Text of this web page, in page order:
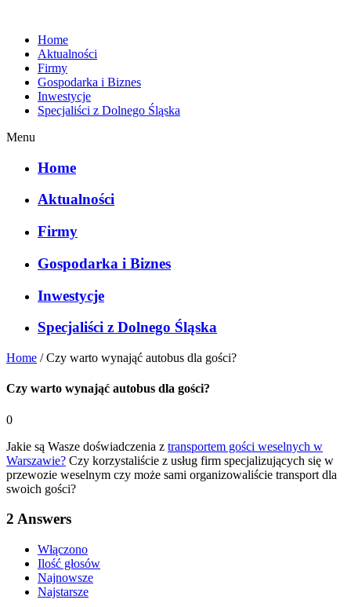
Home
Aktualności
Firmy
Gospodarka i Biznes
Inwestycje
Specjaliści z Dolnego Śląska
Menu
Home
Aktualności
Firmy
Gospodarka i Biznes
Inwestycje
Specjaliści z Dolnego Śląska
Home /Czy warto wynająć autobus dla gości?
Czy warto wynająć autobus dla gości?
0
Jakie są Wasze doświadczenia z transportem gości weselnych w
Warszawie? Czy korzystaliście z usług firm specjalizujących się w
przewozie weselnym czy może sami organizowaliście transport dla
swoich gości?
2 Answers
Włączono
Ilość głosów
Najnowsze
Najstarsze